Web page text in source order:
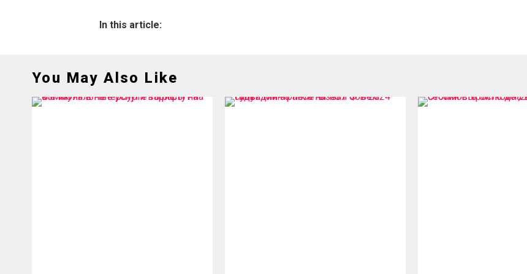
In this article:
You May Also Like